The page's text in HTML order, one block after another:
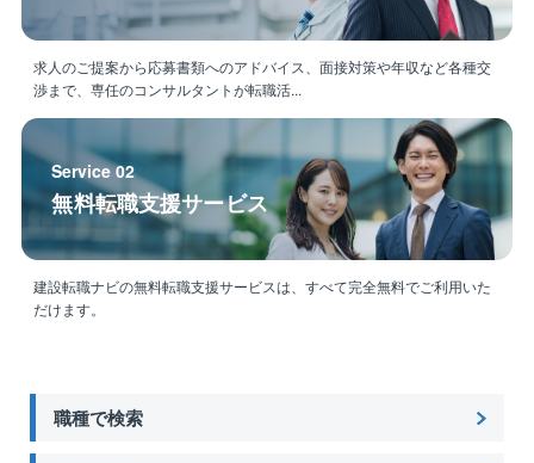
求人のご提案から応募書類へのアドバイス、面接対策や年収など各種交
渉まで、専任のコンサルタントが転職活...
Service 02
無料転職支援サービス
建設転職ナビの無料転職支援サービスは、すべて完全無料でご利用いた
だけます。
職種で検索